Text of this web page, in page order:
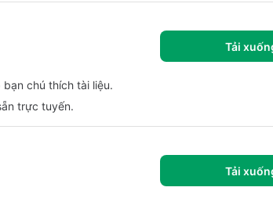
Tải
chú thích tài liệu.
trực tuyến.
Tải